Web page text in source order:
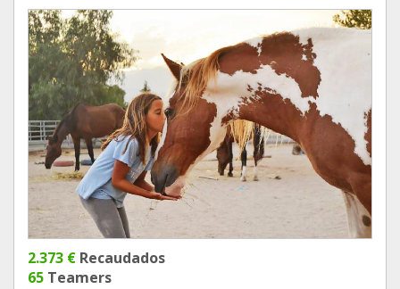
2.373 € Recaudados
65 Teamers